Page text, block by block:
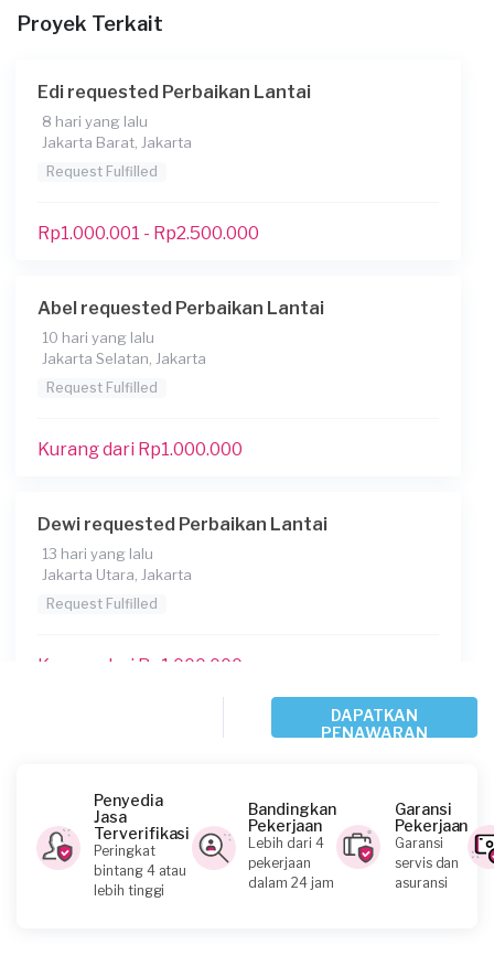
Proyek Terkait
Edi requested Perbaikan Lantai
8 hari yang lalu
Jakarta Barat, Jakarta
Request Fulfilled
Rp1.000.001 - Rp2.500.000
Abel requested Perbaikan Lantai
10 hari yang lalu
Jakarta Selatan, Jakarta
Request Fulfilled
Kurang dari Rp1.000.000
Dewi requested Perbaikan Lantai
13 hari yang lalu
Jakarta Utara, Jakarta
Request Fulfilled
Kurang dari Rp1.000.000
Irwan requested Perbaikan Lantai
Jakarta Pusat, Jakarta
Request Fulfilled
DAPATKAN
PENAWARAN
Penyedia
Jasa
Terverifikasi
Peringkat
bintang 4 atau
lebih tinggi
Bandingkan
Pekerjaan
Lebih dari 4
pekerjaan
dalam 24 jam
Garansi
Pekerjaan
Garansi
servis dan
asuransi